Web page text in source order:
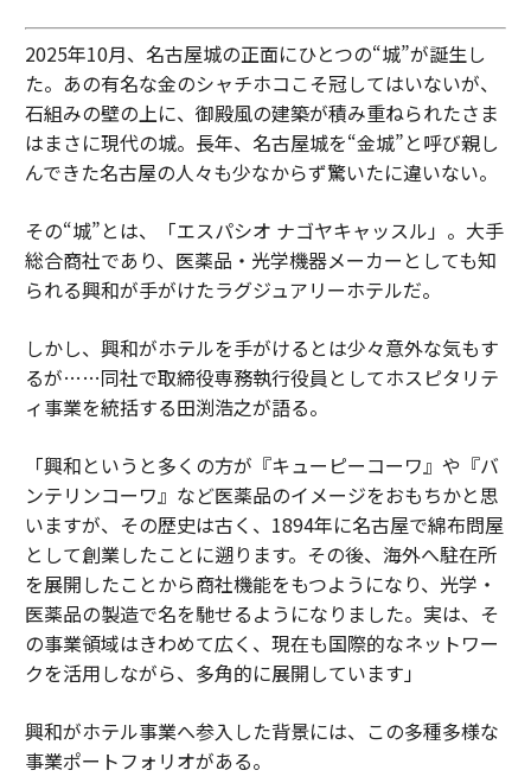
2025年10月、名古屋城の正面にひとつの“城”が誕生し
た。あの有名な金のシャチホコこそ冠してはいないが、
石組みの壁の上に、御殿風の建築が積み重ねられたさま
はまさに現代の城。長年、名古屋城を“金城”と呼び親し
んできた名古屋の人々も少なからず驚いたに違いない。
その“城”とは、「エスパシオ ナゴヤキャッスル」。大手
総合商社であり、医薬品・光学機器メーカーとしても知
られる興和が手がけたラグジュアリーホテルだ。
しかし、興和がホテルを手がけるとは少々意外な気もす
るが……同社で取締役専務執行役員としてホスピタリテ
ィ事業を統括する田渕浩之が語る。
「興和というと多くの方が『キューピーコーワ』や『バ
ンテリンコーワ』など医薬品のイメージをおもちかと思
いますが、その歴史は古く、1894年に名古屋で綿布問屋
として創業したことに遡ります。その後、海外へ駐在所
を展開したことから商社機能をもつようになり、光学・
医薬品の製造で名を馳せるようになりました。実は、そ
の事業領域はきわめて広く、現在も国際的なネットワー
クを活用しながら、多角的に展開しています」
興和がホテル事業へ参入した背景には、この多種多様な
事業ポートフォリオがある。